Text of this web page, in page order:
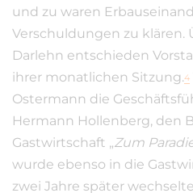
und zu waren
Verschuldungen zu klären.
Darlehn entschieden
ihrer monatlichen Sitzung.4
Ostermann die
Hermann Hollenberg, den
Gastwirtschaft „Zum
wurde ebenso in die
zwei Jahre später